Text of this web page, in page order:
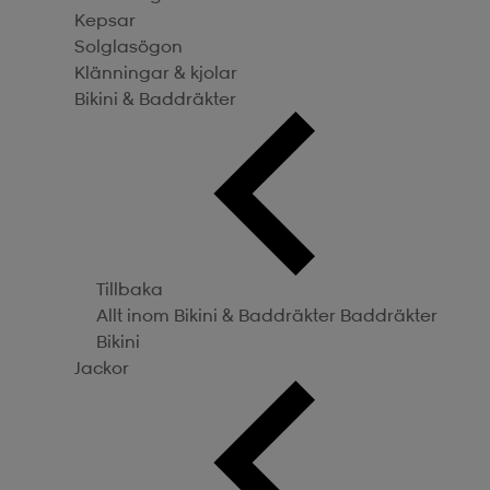
Kepsar
Solglasögon
Klänningar & kjolar
Bikini & Baddräkter
Tillbaka
Allt inom Bikini & Baddräkter Baddräkter
Bikini
Jackor